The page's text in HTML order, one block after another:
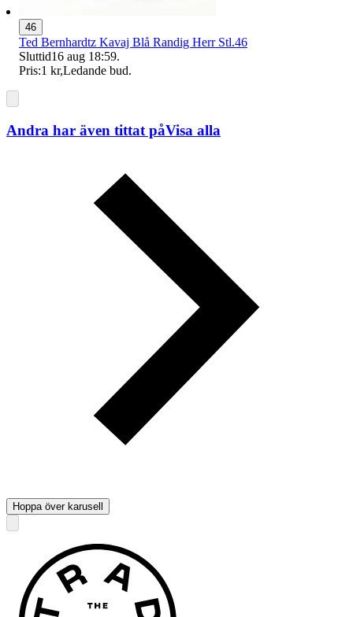
46
Ted Bernhardtz Kavaj Blå Randig Herr Stl.46
Sluttid16 aug 18:59.
Pris:1 kr,Ledande bud.
Andra har även tittat påVisa alla
Hoppa över karusell